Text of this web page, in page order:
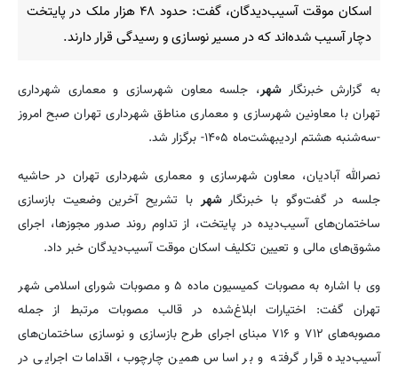
اسکان موقت آسیب‌دیدگان، گفت: حدود ۴۸ هزار ملک در پایتخت
دچار آسیب شده‌اند که در مسیر نوسازی و رسیدگی قرار دارند.
به گزارش خبرنگار شهر، جلسه معاون شهرسازی و معماری شهرداری
تهران با معاونین شهرسازی و معماری مناطق شهرداری تهران صبح امروز
-سه‌شنبه هشتم اردیبهشت‌ماه ۱۴۰۵- برگزار شد.
نصرالله آبادیان، معاون شهرسازی و معماری شهرداری تهران در حاشیه
جلسه در گفت‌وگو با خبرنگارشهربا تشریح آخرین وضعیت بازسازی
ساختمان‌های آسیب‌دیده در پایتخت، از تداوم روند صدور مجوزها، اجرای
مشوق‌های مالی و تعیین تکلیف اسکان موقت آسیب‌دیدگان خبر داد.
وی با اشاره به مصوبات کمیسیون ماده ۵ و مصوبات شورای اسلامی شهر
تهران گفت: اختیارات ابلاغ‌شده در قالب مصوبات مرتبط از جمله
مصوبه‌های ۷۱۲ و ۷۱۶ مبنای اجرای طرح بازسازی و نوسازی ساختمان‌های
آسیب‌دیده قرار گرفته و بر اساس همین چارچوب، اقدامات اجرایی در